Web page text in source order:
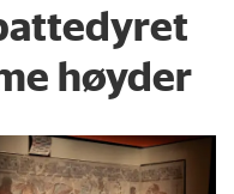
høyder